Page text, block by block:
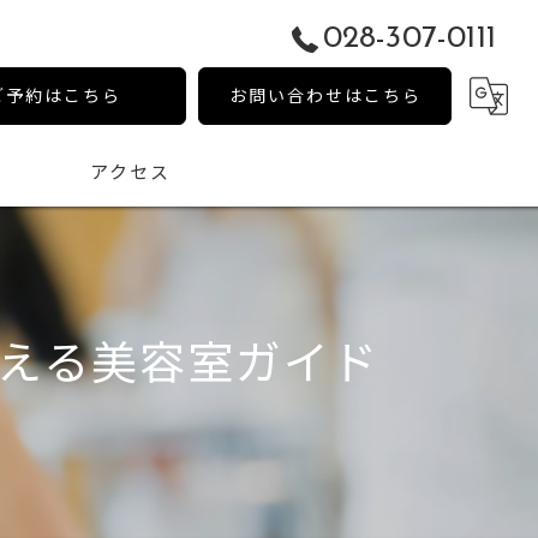
028-307-0111
予約はこちら お問い合わせはこちら
アクセス
る美容室ガイド